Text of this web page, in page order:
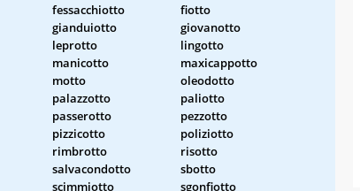
fessacchiotto
fiotto
gianduiotto
giovanotto
leprotto
lingotto
manicotto
maxicappotto
motto
oleodotto
palazzotto
paliotto
passerotto
pezzotto
pizzicotto
poliziotto
rimbrotto
risotto
salvacondotto
sbotto
scimmiotto
sgonfiotto